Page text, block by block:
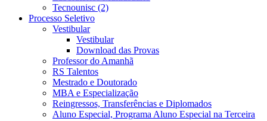
Tecnounisc (2)
Processo Seletivo
Vestibular
Vestibular
Download das Provas
Professor do Amanhã
RS Talentos
Mestrado e Doutorado
MBA e Especialização
Reingressos, Transferências e Diplomados
Aluno Especial, Programa Aluno Especial na Terceira